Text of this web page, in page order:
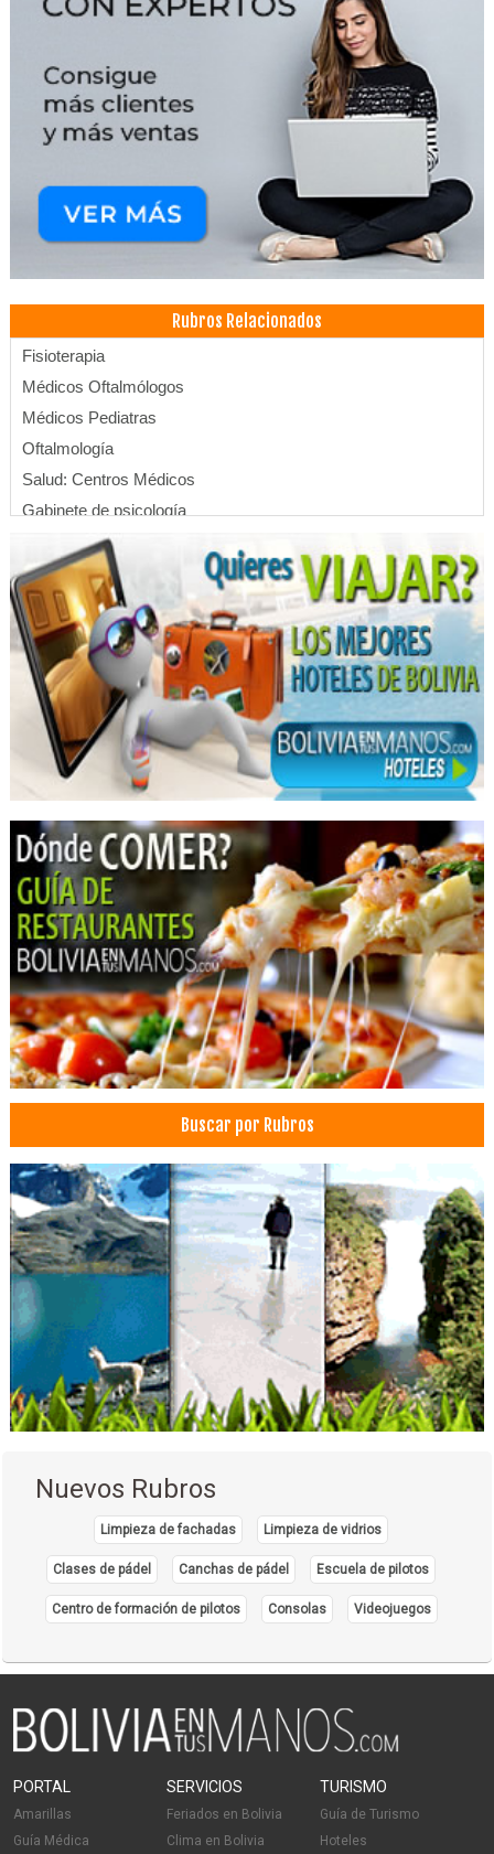
Rubros Relacionados
Fisioterapia
Médicos Oftalmólogos
Médicos Pediatras
Oftalmología
Salud: Centros Médicos
Gabinete de psicología
Orientación psicológica
Psicólogos
Psicoterapia
Psicologia Familiar
Cardiología
Médicos Cardiólogos
Médicos Otorrinolaringólogos
Camas
Fábrica de Colchones
Médicos Radiólogos Intervencionistas
Bioquímicos
Laboratorios
Médicos Hematólogos
Médicos Oncólogos
Equipos médicos
Equipamiento médico
Equipos e insumos hospitalarios
Insumos de medicina
Insumos Médicos
Buscar por Rubros
Nuevos Rubros
Limpieza de fachadas Limpieza de vidrios
Clases de pádel Canchas de pádel Escuela de pilotos
Centro de formación de pilotos Consolas Videojuegos
PORTAL
Amarillas
Guía Médica
SERVICIOS
Feriados en Bolivia
Clima en Bolivia
TURISMO
Guía de Turismo
Hoteles